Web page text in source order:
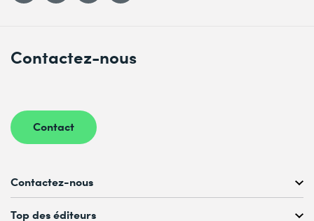
Contactez-nous
Contact
Contactez-nous
Conseil personnalisé au
Top des éditeurs